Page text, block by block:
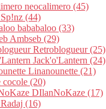
neocalimero (45)
Sp!nz (44)
bababaloo (33)
Ambseb (29)
Retroblogueur (25)
Jack'o'Lantern (24)
Linanounette (21)
cocole (20)
DIlanNoKaze (17)
Radaj (16)